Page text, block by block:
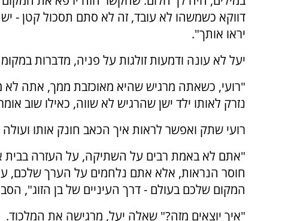
דווקא כשמשהו לא עובד, זה לא סתם תסכול קטן -
יראו אותך".
יעל לא עונה ודמעות זולגות על פניה, מדברות
"רועי, כשאתה מרגיש שהיא מאוכזבת ממך, אתה
נזרק לאותו ילד ישן שהרגיש לא שווה, כאילו שוב
רועי שתק ואפשר לראות איך הכאב חונק אותו ועולה
"אתם לא באמת רבים על השתיקה, על העזרה בבית
חוסר הנראות, אלא אתם נלחמים על הערך שלכם,
המקום שלכם בעולם - דרך העיניים של בן הזוג",
"איך יוצאים מזה?" שאלה יעל, מרגישה את המלכוד.